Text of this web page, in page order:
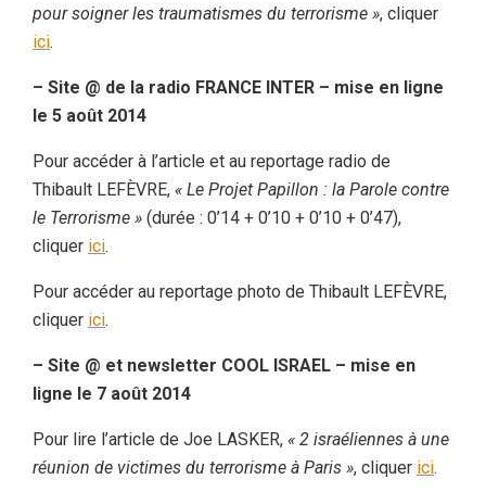
pour soigner les traumatismes du terrorisme », cliquer
ici.
– Site @ de la radio FRANCE INTER – mise en ligne
le 5 août 2014
Pour accéder à l’article et au reportage radio de
Thibault LEFÈVRE, « Le Projet Papillon : la Parole contre
le Terrorisme » (durée : 0’14 + 0’10 + 0’10 + 0’47),
cliquer ici.
Pour accéder au reportage photo de Thibault LEFÈVRE,
cliquer ici.
– Site @ et newsletter COOL ISRAEL – mise en
ligne le 7 août 2014
Pour lire l’article de Joe LASKER, « 2 israéliennes à une
réunion de victimes du terrorisme à Paris », cliquer ici.